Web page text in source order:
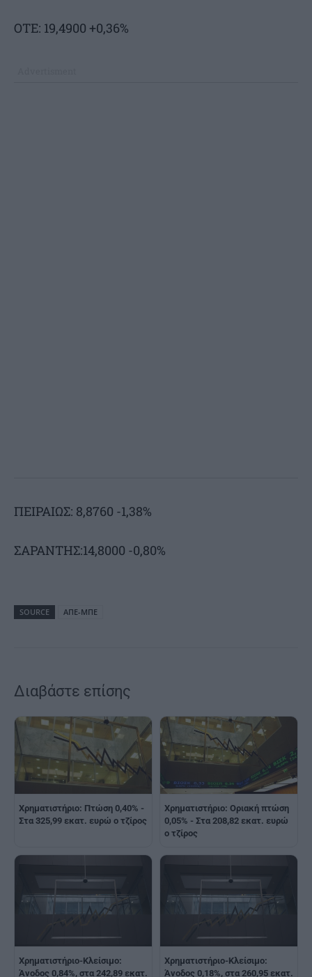
ΟΤΕ: 19,4900 +0,36%
ΠΕΙΡΑΙΩΣ: 8,8760 -1,38%
ΣΑΡΑΝΤΗΣ:14,8000 -0,80%
SOURCE ΑΠΕ-ΜΠΕ
Διαβάστε επίσης
Χρηματιστήριο: Πτώση 0,40% -
Στα 325,99 εκατ. ευρώ ο τζίρος
Χρηματιστήριο: Οριακή πτώση
0,05% - Στα 208,82 εκατ. ευρώ
ο τζίρος
Χρηματιστήριο-Κλείσιμο:
Άνοδος 0,84%, στα 242,89 εκατ.
Χρηματιστήριο-Κλείσιμο:
Άνοδος 0,18%, στα 260,95 εκατ.